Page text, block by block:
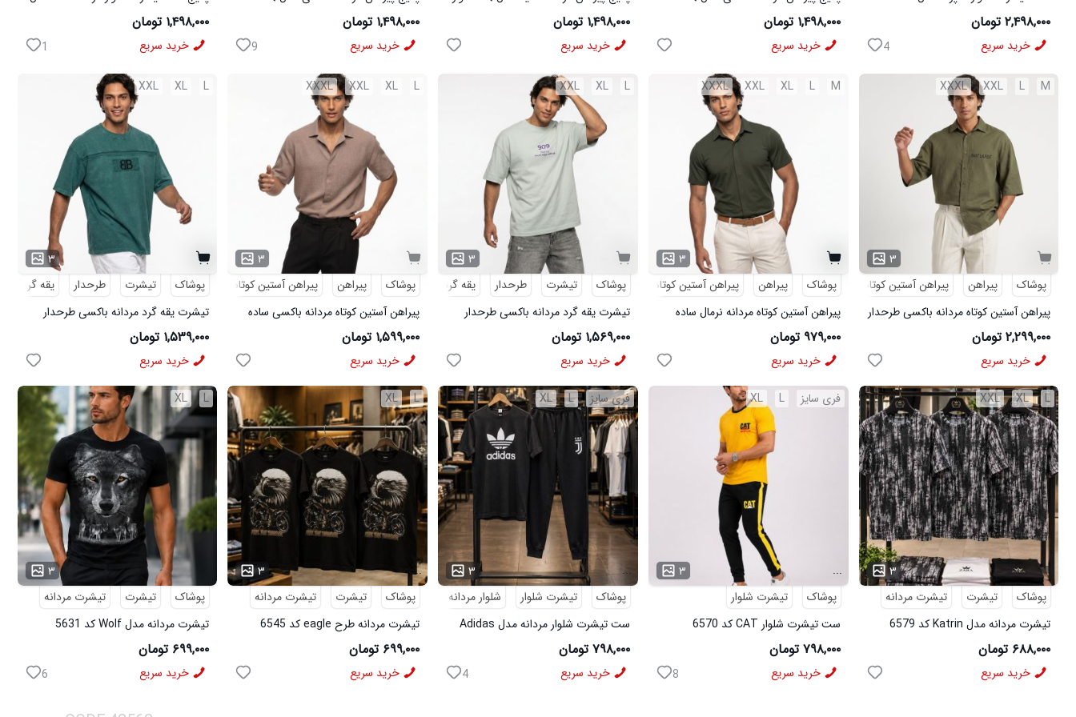
مشکی
۲,۴۹۸,۰۰۰ تومان
خرید سریع 4
شلوار مردانه مشکی مدل MOBIN
۱,۴۹۸,۰۰۰ تومان
خرید سریع
مردانه مشکی مدل MOBIN
۱,۴۹۸,۰۰۰ تومان
خرید سریع
شلوار مردانه خاکی مدل MOBIN
۱,۴۹۸,۰۰۰ تومان
خرید سریع 9
W15 کفش ورزشی مردانه مدل pavlo
۱,۴۹۸,۰۰۰ تومان
خرید سریع 1
M
L
XXL
XXXL
۳
پوشاک
پیراهن پیراهن آستین کوتاه
طرحدار
پیراهن آستین کوتاه مردانه باکسی طرحدار
لینن سبز مدل 50971
۲,۲۹۹,۰۰۰ تومان
خرید سریع
M
L
XL
XXL
XXXL
۳
پوشاک
پیراهن
پیراهن آستین کوتاه
پیراهن آستین کوتاه مردانه نرمال ساده
ویسکوز سبز مدل 50977
۹۷۹,۰۰۰ تومان
خرید سریع
L
XL
XXL
۳
پوشاک
تیشرت طرحدار
یقه گرد
تیشرت یقه گرد مردانه باکسی طرحدار
پنبه دو رو سبز روشن مدل 50896
۱,۵۶۹,۰۰۰ تومان
خرید سریع
L
XL
XXL
XXXL
۳
پوشاک
پیراهن
پیراهن آستین کوتاه
پیراهن آستین کوتاه مردانه باکسی ساده
لینن کرم مدل 50943
۱,۵۹۹,۰۰۰ تومان
خرید سریع
L
XL
XXL
۳
پوشاک
تیشرت طرحدار
یقه گرد
تیشرت یقه گرد مردانه باکسی طرحدار
مچینست سبز Balenciaga مدل 50944
۱,۵۳۹,۰۰۰ تومان
خرید سریع
L
XL
XXL
۳
پوشاک
تیشرت
تیشرت مردانه
تیشرت مردانه مدل Katrin کد 6579
۶۸۸,۰۰۰ تومان
خرید سریع
فری سایز L
XL
۳
...
پوشاک
تیشرت شلوار
ست تیشرت شلوار CAT کد 6570
۷۹۸,۰۰۰ تومان
خرید سریع 8
فری سایز L
XL
۳
...
پوشاک
تیشرت شلوار
شلوار مردانه
ست تیشرت شلوار مردانه مدل Adidas
کد 6569
۷۹۸,۰۰۰ تومان
خرید سریع 4
L
XL
۳
...
پوشاک
تیشرت
تیشرت مردانه
تیشرت مردانه طرح eagle کد 6545
۶۹۹,۰۰۰ تومان
خرید سریع
L
XL
۳
پوشاک
تیشرت
تیشرت مردانه
تیشرت مردانه مدل Wolf کد 5631
۶۹۹,۰۰۰ تومان
خرید سریع 6